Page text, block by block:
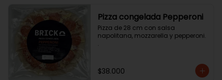
Pizza congelada Pepperoni
Pizza de 28 cm con salsa
napolitana, mozzarella y pepperoni.
.
$38.000